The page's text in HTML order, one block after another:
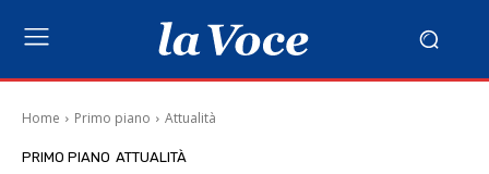
Home Primo piano Attualità
PRIMO PIANO ATTUALITÀ